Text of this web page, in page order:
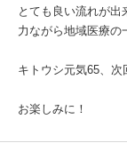
とても良い流れが
力ながら地域医療の
キトウシ元気65、次
お楽しみに！